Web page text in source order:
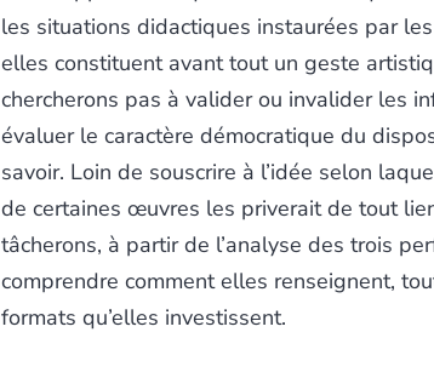
les situations didactiques instaurées par
elles constituent avant tout un geste
chercherons pas à valider ou invalider les
évaluer le caractère démocratique du
savoir. Loin de souscrire à l’idée selon
de certaines œuvres les priverait de tout
tâcherons, à partir de l’analyse des trois
comprendre comment elles renseignent,
formats qu’elles investissent.